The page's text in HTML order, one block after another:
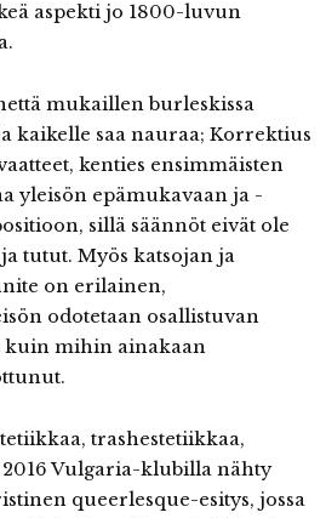
aspekti jo 1800-luvun
mukaillen burleskissa
kaikelle saa nauraa; Korrektius
kenties ensimmäisten
yleisön epämukavaan ja -
sillä säännöt eivät ole
tutut. Myös katsojan ja
on erilainen,
odotetaan osallistuvan
kuin mihin ainakaan
trashestetiikkaa,
Vulgaria-klubilla nähty
queerlesque-esitys, jossa